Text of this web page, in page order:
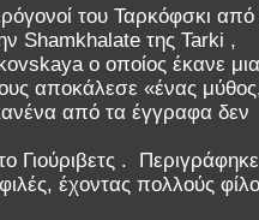
του Ταρκόφσκι από
Shamkhalate της Tarki ,
ο οποίος έκανε μια
αποκάλεσε «ένας
από τα έγγραφα δεν
Γιούριβετς .
έχοντας πολλούς